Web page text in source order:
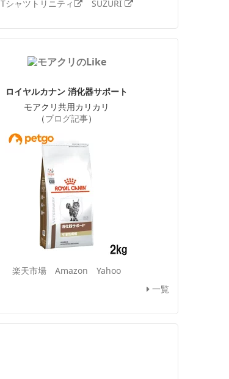
Tシャツトリニティ
SUZURI
ロイヤルカナン 消化器サポート
モアクリ共用カリカリ
（ブログ記事）
楽天市場 Amazon
Yahoo
一覧